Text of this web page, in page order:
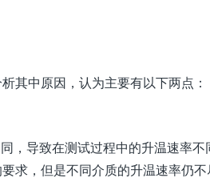
其中原因，认为主要有以下两点：
，导致在测试过程中的升温速率
，但是不同介质的升温速率仍不